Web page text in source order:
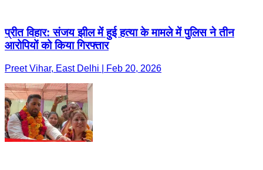
प्रीत विहार: संजय झील में हुई हत्या के मामले में पुलिस ने तीन
आरोपियों को किया गिरफ्तार
Preet Vihar, East Delhi | Feb 20, 2026